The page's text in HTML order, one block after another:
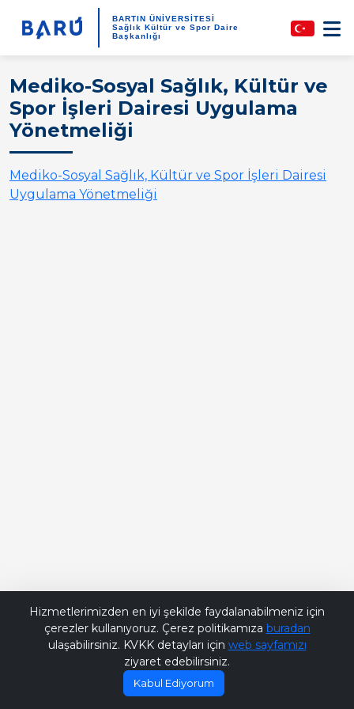
BARTIN ÜNİVERSİTESİ
Sağlık Kültür ve Spor Daire
Başkanlığı
Mediko-Sosyal Sağlık, Kültür ve
Spor İşleri Dairesi Uygulama
Yönetmeliği
Mediko-Sosyal Sağlık, Kültür ve Spor İşleri Dairesi
Uygulama Yönetmeliği
Hizmetlerimizden en iyi şekilde faydalanabilmeniz için
çerezler kullanıyoruz. Çerez politikamıza buradan
ulaşabilirsiniz. KVKK detayları için web sayfamızı
ziyaret edebilirsiniz.
Kabul Ediyorum
Bana Soru Sor | Ask Me